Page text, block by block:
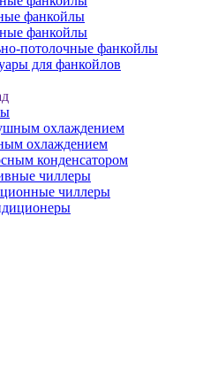
фанкойлы
фанкойлы
потолочные фанкойлы
для фанкойлов
охлаждением
охлаждением
конденсатором
чиллеры
чиллеры